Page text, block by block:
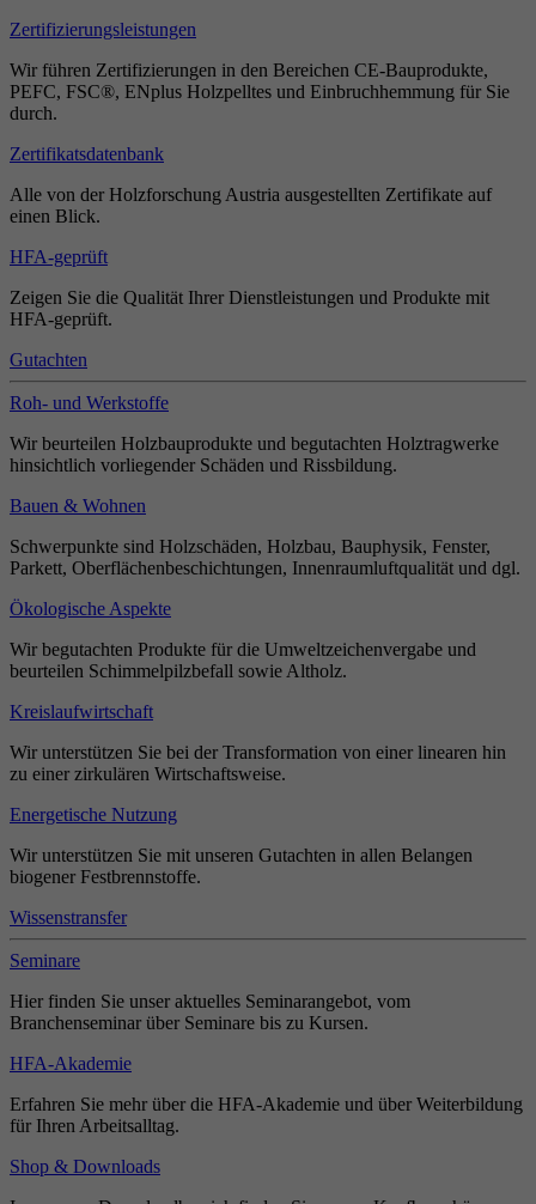
Zertifizierungsleistungen
Wir führen Zertifizierungen in den Bereichen CE-Bauprodukte,
PEFC, FSC®, ENplus Holzpelltes und Einbruchhemmung für Sie
durch.
Zertifikatsdatenbank
Alle von der Holzforschung Austria ausgestellten Zertifikate auf
einen Blick.
HFA-geprüft
Zeigen Sie die Qualität Ihrer Dienstleistungen und Produkte mit
HFA-geprüft.
Gutachten
Roh- und Werkstoffe
Wir beurteilen Holzbauprodukte und begutachten Holztragwerke
hinsichtlich vorliegender Schäden und Rissbildung.
Bauen & Wohnen
Schwerpunkte sind Holzschäden, Holzbau, Bauphysik, Fenster,
Parkett, Oberflächenbeschichtungen, Innenraumluftqualität und dgl.
Ökologische Aspekte
Wir begutachten Produkte für die Umweltzeichenvergabe und
beurteilen Schimmelpilzbefall sowie Altholz.
Kreislaufwirtschaft
Wir unterstützen Sie bei der Transformation von einer linearen hin
zu einer zirkulären Wirtschaftsweise.
Energetische Nutzung
Wir unterstützen Sie mit unseren Gutachten in allen Belangen
biogener Festbrennstoffe.
Wissenstransfer
Seminare
Hier finden Sie unser aktuelles Seminarangebot, vom
Branchenseminar über Seminare bis zu Kursen.
HFA-Akademie
Erfahren Sie mehr über die HFA-Akademie und über Weiterbildung
für Ihren Arbeitsalltag.
Shop & Downloads